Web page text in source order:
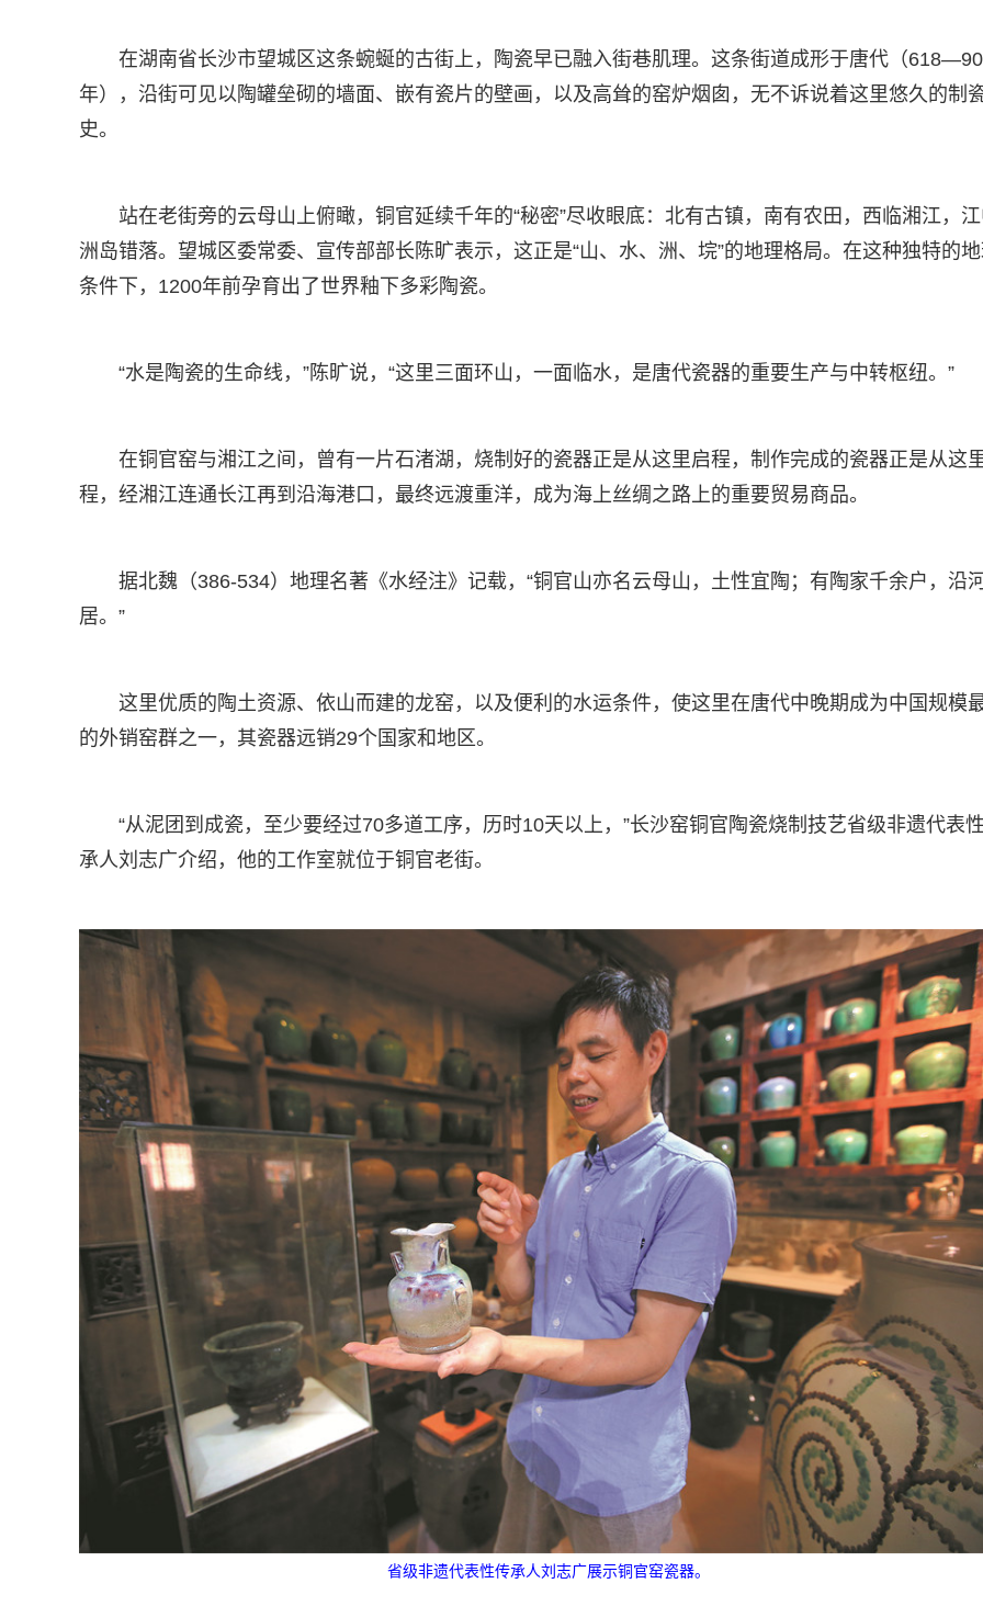
在湖南省长沙市望城区这条蜿蜒的古街上，陶瓷早已融入街巷肌理。这条街道成形于唐代（
年），沿街可见以陶罐垒砌的墙面、嵌有瓷片的壁画，以及高耸的窑炉烟囱，无不诉说着这里悠久的制
史。
站在老街旁的云母山上俯瞰，铜官延续千年的“秘密”尽收眼底：北有古镇，南有农田，西临湘江，
洲岛错落。望城区委常委、宣传部部长陈旷表示，这正是“山、水、洲、垸”的地理格局。在这种独特的
条件下，1200年前孕育出了世界釉下多彩陶瓷。
“水是陶瓷的生命线，”陈旷说，“这里三面环山，一面临水，是唐代瓷器的重要生产与中转枢纽。”
在铜官窑与湘江之间，曾有一片石渚湖，烧制好的瓷器正是从这里启程，制作完成的瓷器正是从这
程，经湘江连通长江再到沿海港口，最终远渡重洋，成为海上丝绸之路上的重要贸易商品。
据北魏（386-534）地理名著《水经注》记载，“铜官山亦名云母山，土性宜陶；有陶家千余户，沿
居。”
这里优质的陶土资源、依山而建的龙窑，以及便利的水运条件，使这里在唐代中晚期成为中国规模
的外销窑群之一，其瓷器远销29个国家和地区。
“从泥团到成瓷，至少要经过70多道工序，历时10天以上，”长沙窑铜官陶瓷烧制技艺省级非遗代表
承人刘志广介绍，他的工作室就位于铜官老街。
省级非遗代表性传承人刘志广展示铜官窑瓷器。